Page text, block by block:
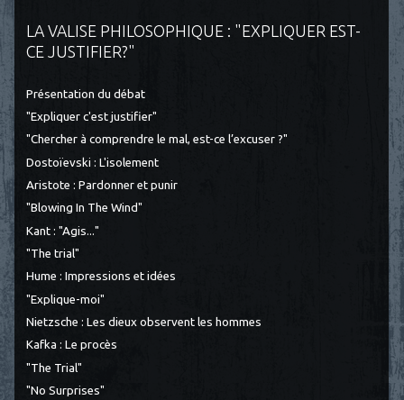
LA VALISE PHILOSOPHIQUE : "EXPLIQUER EST-
CE JUSTIFIER?"
Présentation du débat
"Expliquer c'est justifier"
"Chercher à comprendre le mal, est-ce l’excuser ?"
Dostoïevski : L'isolement
Aristote : Pardonner et punir
"Blowing In The Wind"
Kant : "Agis..."
"The trial"
Hume : Impressions et idées
"Explique-moi"
Nietzsche : Les dieux observent les hommes
Kafka : Le procès
"The Trial"
"No Surprises"